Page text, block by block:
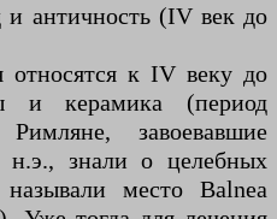
и античность (IV век до
относятся к IV веку до
и керамика (период
завоевавшие
знали о целебных
место Balnea